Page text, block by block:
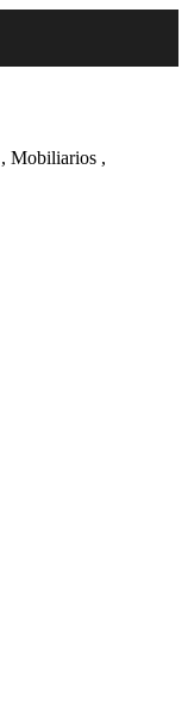
Mobiliarios ,